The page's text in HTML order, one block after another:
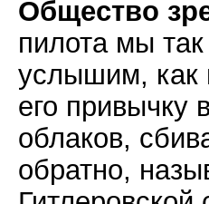
Общество
пилота мы
услышим, как
его привычку
облаков,
обратно,